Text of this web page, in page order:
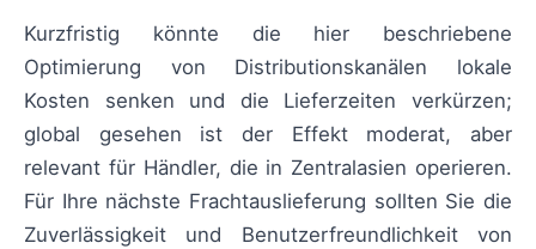
Kurzfristig könnte die hier beschriebene
Optimierung von Distributionskanälen lokale
Kosten senken und die Lieferzeiten verkürzen;
global gesehen ist der Effekt moderat, aber
relevant für Händler, die in Zentralasien operieren.
Für Ihre nächste Frachtauslieferung sollten Sie die
Zuverlässigkeit und Benutzerfreundlichkeit von